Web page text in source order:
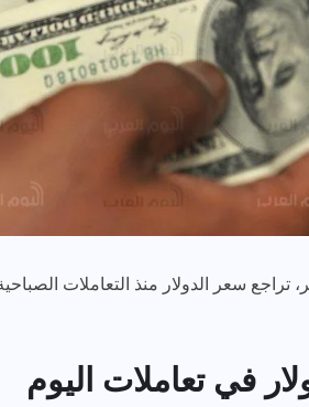
في تعاملات اليوم
أخبار عامة
تصاريحات
رضا” مع سمر
هى؟